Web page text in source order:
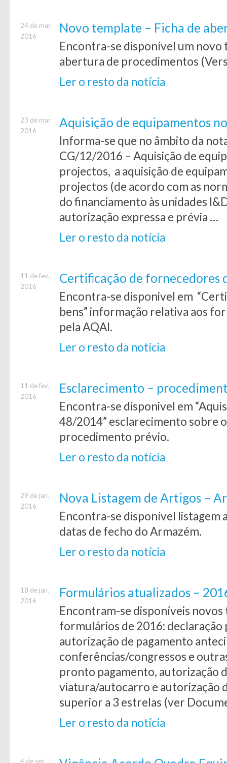
24 de mar.
2016
Novo template – Ficha de
Encontra-se disponível um
abertura de procedimentos
Ler o resto da notícia
23 de mar.
2016
Aquisição de equipamentos
Informa-se que no âmbito da
CG/12/2016 – Aquisição de
projectos, a aquisição de
projectos (de acordo com as
do financiamento às unidades
autorização expressa e prévia …
Ler o resto da notícia
11 de fev.
2016
Certificação de fornecedores
Encontra-se disponivel em
bens” informação relativa aos
pela AQAI.
Ler o resto da notícia
11 de fev.
2016
Esclarecimento –
Encontra-se disponivel em
48/2014” esclarecimento sobre
procedimento prévio.
Ler o resto da notícia
29 de jan.
2016
Nova Listagem de Artigos –
Encontra-se disponível listagem
datas de fecho do Armazém.
Ler o resto da notícia
18 de jan.
2016
Formulários atualizados –
Encontram-se disponíveis
formulários de 2016: declaração
autorização de pagamento
conferências/congressos e
pronto pagamento, autorização
viatura/autocarro e autorização
superior a 3 estrelas (ver
Ler o resto da notícia
4 de set.